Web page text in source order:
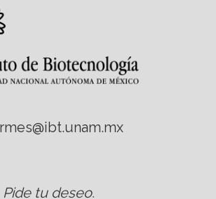
Pide tu deseo.